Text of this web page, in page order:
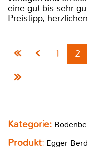
eine gut bis sehr
Preistipp,
1 2
Kategorie:
Produkt: Egger